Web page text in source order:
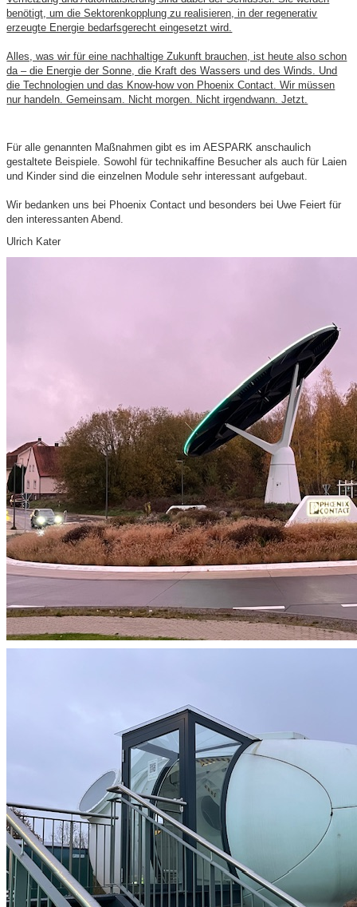
benötigt, um die Sektorenkopplung zu realisieren, in der regenerativ
erzeugte Energie bedarfsgerecht eingesetzt wird.
Alles, was wir für eine nachhaltige Zukunft brauchen, ist heute also schon
da – die Energie der Sonne, die Kraft des Wassers und des Winds. Und
die Technologien und das Know-how von Phoenix Contact. Wir müssen
nur handeln. Gemeinsam. Nicht morgen. Nicht irgendwann. Jetzt.
Für alle genannten Maßnahmen gibt es im AESPARK anschaulich
gestaltete Beispiele. Sowohl für technikaffine Besucher als auch für Laien
und Kinder sind die einzelnen Module sehr interessant aufgebaut.
Wir bedanken uns bei Phoenix Contact und besonders bei Uwe Feiert für
den interessanten Abend.
Ulrich Kater